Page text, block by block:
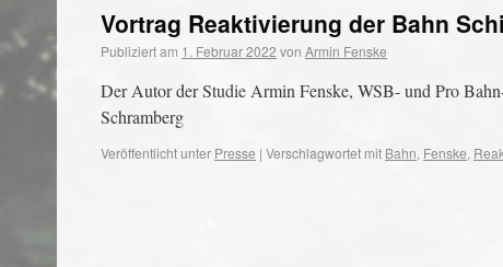
Vortrag Reaktivierung der Bahn
Publiziert am 1. Februar 2022 von Armin Fenske
Der Autor der Studie Armin Fenske, WSB- und Pro
Schramberg
Veröffentlicht unter Presse | Verschlagwortet mit Bahn, Fenske,